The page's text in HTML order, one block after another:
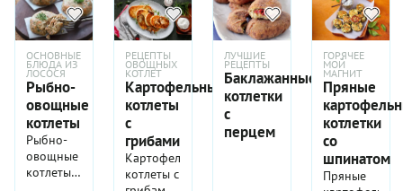
нашему
рецепту,
обнаружите,
что они
насыщают
ничуть не
хуже, чем
мясные.
Ну а вкус
этого
очень
освежающим,
можно
даже
сказать
взрывным
вкусом.
Конечно
же, по
большей
части это
все соус.
дедушек,
для
которых
они и
были
придуманы,
до
жаждущих
одного
лишь
только
мяса
ОСНОВНЫЕ
БЛЮДА ИЗ
ЛОСОСЯ
Рыбно-
овощные
котлеты
Рыбно-
овощные
котлеты
РЕЦЕПТЫ
ОВОЩНЫХ
КОТЛЕТ
Картофельные
котлеты
с
грибами
Картофельные
котлеты с
ЛУЧШИЕ
РЕЦЕПТЫ
Баклажанные
котлетки
с
перцем
ГОРЯЧЕЕ
МОЙ
МАГНИТ
Пряные
котлетки
со
шпинатом
Пряные